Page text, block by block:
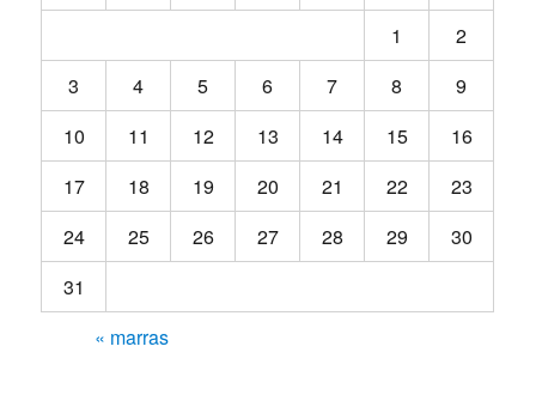
1
2
3
4 5 6 7 8
9
10
11 12 13 14 15
16
17
18 19 20 21 22
23
24
25 26 27 28 29
30
31
« marras